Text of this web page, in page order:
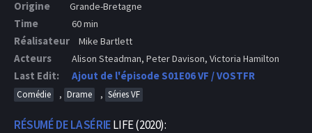
Origine Grande-Bretagne
Time 60 min
Réalisateur Mike Bartlett
Acteurs Alison Steadman, Peter Davison, Victoria Hamilton
Last Edit: Ajout de l'épisode S01E06 VF / VOSTFR
Comédie , Drame , Séries VF
RÉSUMÉ DE LA SÉRIELIFE (2020):